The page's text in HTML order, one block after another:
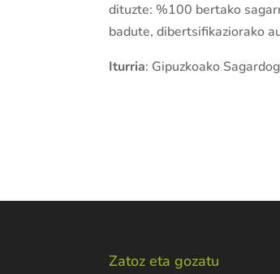
dituzte: %100 bertako
badute, dibertsifikaziorako
Iturria: Gipuzkoako
Zatoz eta gozatu